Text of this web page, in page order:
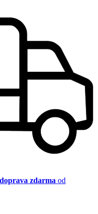
zdarma od